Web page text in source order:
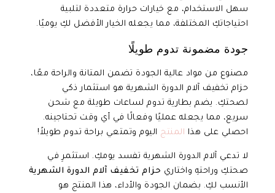
سهل الاستخدام، مع خيارات حرارة متعددة لتلبية
احتياجاتكِ المختلفة، مما يجعله الخيار الأفضل لكِ يوميًا.
جودة مضمونة تدوم طويلًا
مصنوع من مواد عالية الجودة تضمن المتانة والراحة معًا،
حزام تخفيف آلام الدورة الشهرية هو استثمار ذكي
لصحتكِ. يضم بطارية تدوم لساعات طويلة مع شحن
سريع، مما يجعله عمليًا وفعالًا في أي وقت تحتاجينه.
احصلي على هذا المنتج اليوم وتمتعي براحة تدوم طويلاً!
لا تدعي آلام الدورة الشهرية تفسد يومكِ. استثمرِ في
صحتكِ وراحتهِ واختاري حزام تخفيف آلام الدورة الشهرية
الأنسب لكِ. بضمان الجودة والأداء، هذا المنتج هو